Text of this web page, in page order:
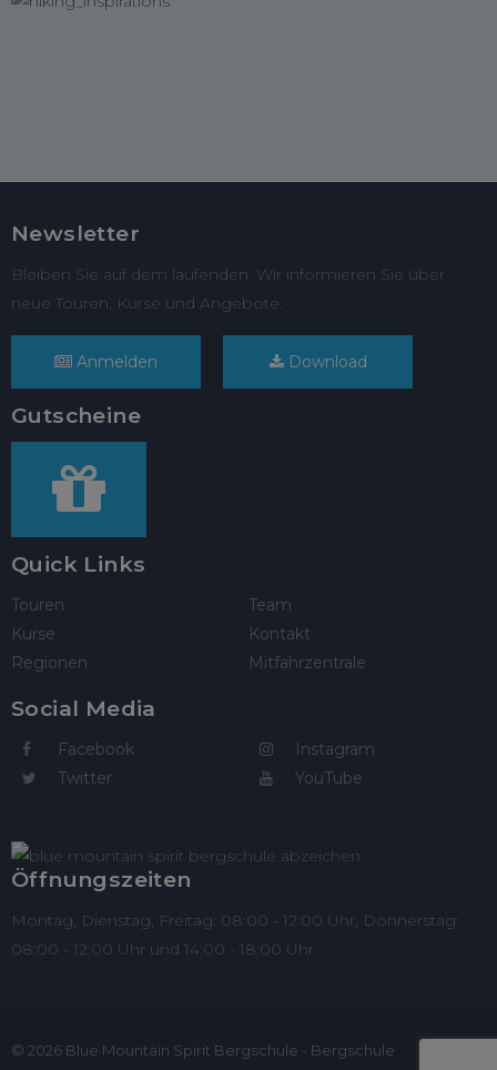
Newsletter
Bleiben Sie auf dem laufenden. Wir informieren Sie über
neue Touren, Kurse und Angebote.
Anmelden Download
Gutscheine
Quick Links
Touren
Kurse
Regionen
Team
Kontakt
Mitfahrzentrale
Social Media
Facebook
Twitter
Instagram
YouTube
Öffnungszeiten
Montag, Dienstag, Freitag: 08:00 - 12:00 Uhr, Donnerstag:
08:00 - 12:00 Uhr und 14:00 - 18:00 Uhr
© 2026 Blue Mountain Spirit Bergschule - Bergschule